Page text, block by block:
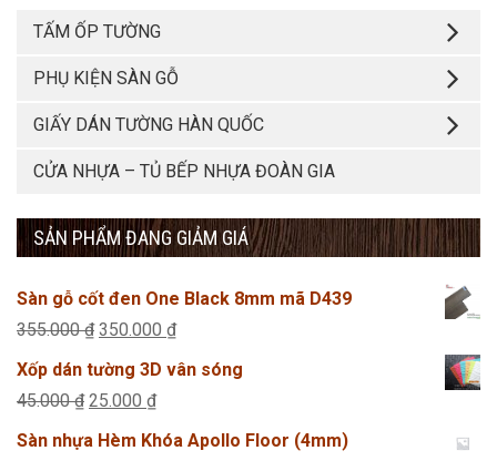
TẤM ỐP TƯỜNG
PHỤ KIỆN SÀN GỖ
GIẤY DÁN TƯỜNG HÀN QUỐC
CỬA NHỰA – TỦ BẾP NHỰA ĐOÀN GIA
SẢN PHẨM ĐANG GIẢM GIÁ
Sàn gỗ cốt đen One Black 8mm mã D439
355.000₫ Giá
gốc
là:
350.000 ₫Giá
hiện
350.000 ₫.
Xốp dán tường 3D vân sóng
45.000₫ Giá
gốc
25.000 ₫Giá
hiện
Sàn nhựa Hèm Khóa Apollo Floor (4mm)